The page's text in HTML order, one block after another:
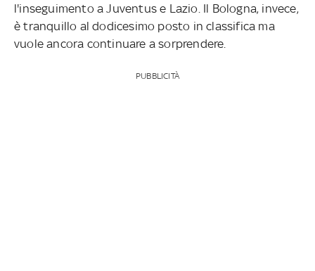
l'inseguimento a Juventus e Lazio. Il Bologna, invece,
è tranquillo al dodicesimo posto in classifica ma
vuole ancora continuare a sorprendere.
PUBBLICITÀ